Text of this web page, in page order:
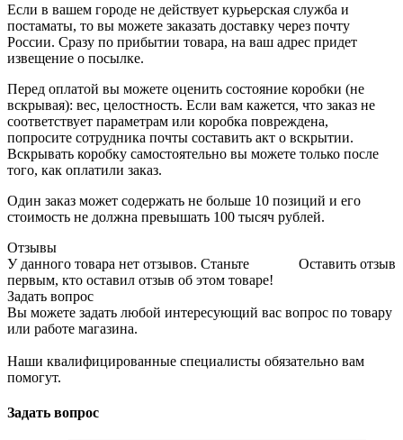
Если в вашем городе не действует курьерская служба и
постаматы, то вы можете заказать доставку через почту
России. Сразу по прибытии товара, на ваш адрес придет
извещение о посылке.
Перед оплатой вы можете оценить состояние коробки (не
вскрывая): вес, целостность. Если вам кажется, что заказ не
соответствует параметрам или коробка повреждена,
попросите сотрудника почты составить акт о вскрытии.
Вскрывать коробку самостоятельно вы можете только после
того, как оплатили заказ.
Один заказ может содержать не больше 10 позиций и его
стоимость не должна превышать 100 тысяч рублей.
Отзывы
Оставить отзыв
У данного товара нет отзывов. Станьте
первым, кто оставил отзыв об этом товаре!
Задать вопрос
Вы можете задать любой интересующий вас вопрос по товару
или работе магазина.
Наши квалифицированные специалисты обязательно вам
помогут.
Задать вопрос